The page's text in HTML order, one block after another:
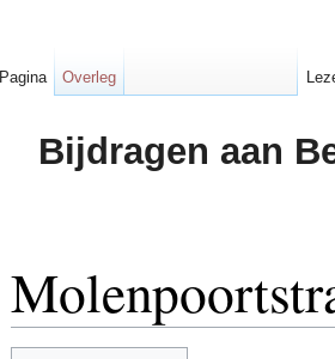
Bijdragen aan
Pagina Overleg